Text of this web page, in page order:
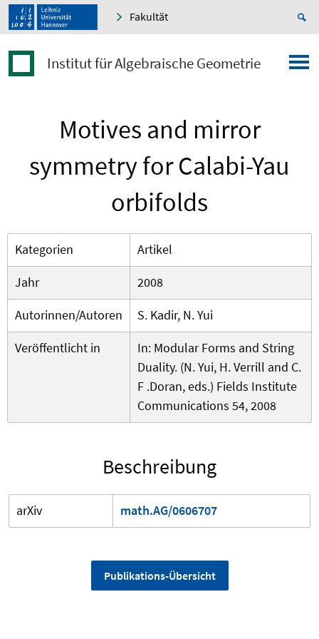
Fakultät
Institut für Algebraische Geometrie
Motives and mirror
symmetry for Calabi-Yau
orbifolds
Kategorien
Artikel
Jahr
2008
Autorinnen/Autoren
S. Kadir, N. Yui
Veröffentlicht in
In: Modular Forms and String
Duality. (N. Yui, H. Verrill and C.
F .Doran, eds.) Fields Institute
Communications 54, 2008
Beschreibung
arXiv math.AG/0606707
Publikations-Übersicht